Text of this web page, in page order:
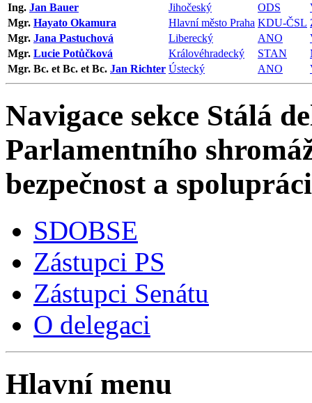
Ing. Jan Bauer Jihočeský ODS
Mgr. Hayato Okamura Hlavní město Praha KDU-ČSL
Mgr. Jana Pastuchová Liberecký ANO
Mgr. Lucie Potůčková Královéhradecký STAN
Mgr. Bc. et Bc. et Bc. Jan Richter Ústecký ANO
Navigace sekce Stálá
Parlamentního
bezpečnost a
SDOBSE
Zástupci PS
Zástupci Senátu
O delegaci
Hlavní menu